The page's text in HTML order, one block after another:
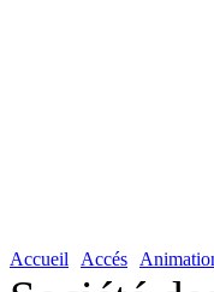
Accueil Accés